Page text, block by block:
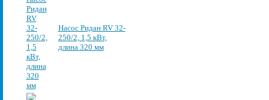
Насос Ридан RV 32-
250/2, 1,5 кВт,
длина 320 мм